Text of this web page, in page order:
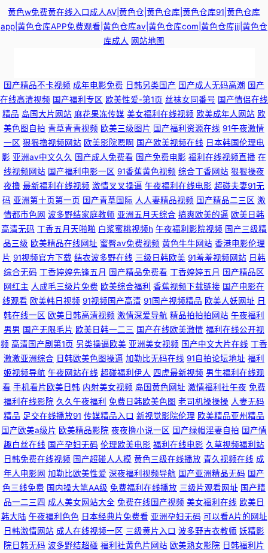
黄色w免费黄在线入口成人AV|黄色仓|黄色仓库|黄色仓库91|黄色仓库
app|黄色仓库APP免费观看|黄色仓库av|黄色仓库com|黄色仓库jjj|黄色仓
库成人 网站地图
国产视频自 人人色人人插 香蕉视频久久 欧美日韩精品在线一区二区视频 免
费福利社老司机 日本理论免费在线观看 成人性交黄色片免费看 国产精品一
精二精 免费看黄网站污污污 99国产 东方AV在线国产精品高清一区 欧美69网
91小仙女思妍 亚洲日韩色性视频 久久人热人 91豆花网页 性交电影 黄色色情
婷婷影院 青青艹狠狠干 91迅雷种子在线观看 91白丝视频 久久色播日本成人
不卡 网站在线观看mv视频 国产一二三视频 瑟瑟av中文 日韩色图第三页 白
丝后入 91舞社官网 久草导航 国产91不卡 成人久久A毛片 美女性生活网站 91
骚货妇noav 亚洲美女国产探花 亚洲色在线资源 日本不卡视频在线 久久人热
人 91男男视频 伊人久久黄色视频 九草免费色站 熟女AV色站导航 亚洲综合日
韩欧美 国产毛片网页 人人妻AV在线 欧日韩在线视频 国产乱视在线 极品吃瓜
福利 蜜臀av 91久久91 熟女视频 国产91传媒 国产欧美日韩在线 WWWAv电
影网 三级片国产久久 豆花社区网站 久久成人Av网 美女在线网站视频 草草限
制 大香蕉福利导航 免费18视频 91传禖免费 日韩三级在线观看视频 豆花视频
在线一区 国产精品天 91男女 五月天色色 韩日三级 青青色情 欧美日韩99 精
品一区二区三区日韩蜜桃 日本熟女AV jk啪啪内射 超碰网人人操 欧美色综合
片 91学生妹视频 在线亚洲精品福利导航 黑丝美女网站 日韩无码高清网站 欧
国产精品不卡视频 成年电影免费 日韩另类国产 国产成人无码高潮 国产
在线高清视频 国产福利专区 欧美性爱-第1页 丝袜女同番号 国产情侣在线
精品 岛国大片网站 麻花果冻传媒 美女福利在线视频 欧美成年人网站 欧
美色图自拍 青草青青视频 欧美三级图片 国产福利资源在线 91午夜激情
一区 狠狠撸视频网站 欧美影院嗯啊 国产欧美视频在线 日本韩国伦理电
影 亚洲av中文久久 国产成人免费看 国产免费电影 福利在线视频直播 在
线视频网站 国产福利电影一区 91香蕉黄色视频 综合丁香网站 狠狠操夜
夜撸 最新福利在线视频 激情叉叉操逼 午夜福利在线电影 超碰夫妻91无
码 亚洲第十页第一页 国产青草国际 人人妻精品视频 国产精品二三区 激
情都市色网 波多野结家庭教师 亚洲五月天综合 搞爽欧美的逼 欧美日韩
高清无码 丁香五月天啪啪 白浆蜜桃视频h 午夜福利影院视频 国产三级精
品三级 欧美精品在线网址 蜜臀av免费视频 黄色牛牛网站 香港电影伦理
片 91视频官方下载 结衣波多野在线 三级日韩欧美 91羞羞视频网站 日韩
综合无码 丁香婷婷先锋五月 国产精品免费看 丁香婷婷五月 国产精品区
网红主 人成毛三级片免费 欧美综合福利 香蕉视频下载链接 国产电影在
线观看 欧美韩日视频 91视频国产高清 91国产视频精品 欧美人妖网址 日
韩在线一区 欧美日韩高清视频 激情深爱导航 精品拍拍拍网站 午夜福利
男男 国产无限毛片 欧美日韩一二三 国产在线欧美激情 福利在线公开视
频 高清国产剧第1页 另类操逼欧美 亚洲美女视频 国产中文大片在线 丁香
激激亚洲综合 日韩欧美色图操逼 加勒比无码在线 91自拍论坛地址 福利
姬视频导航 午夜网站在线 超碰福利伊人 四虎最新视频 男生福利在线观
看 手机看片欧美日韩 内射美女视频 岛国黄色网址 激情福利社午夜 免费
福利在线影院 久久午夜福利 免费日韩欧美色图 老司机操操操 人妻无码
精品 足交在线播放91 传媒精品入口 新视觉影院伦理 欧美精品亚州精品
国产欧美a级片 欧美精品影院 夜夜撸小说一区 国产绿帽淫妻自拍 国产情
趣白丝在线 国产孕妇无码 伦理欧美电影 福利在线电影 久草视频福利站
日韩免费在线视频 国产超碰人人模 黄色三级在线播放 青久视频在线 成
年人电影网 加勒比欧美性爱 深夜福利视频导航 国产亚洲精品无码 国产
色三线免费 国内操大笔AA级 免费福利在线播放 三级片观看网址 国产精
品一二三四 成人美女网站大全 免费在线国产视频 美女福利在线 欧美日
韩大陆 午夜福利色色 日本经典片免费看 亚洲孕妇无码 可以看A片的网址
日韩激情网站 成人在线视频一区 三级黄片入口 波多野吉衣教师 妖精影
院日韩无码 波多野结超碰 福利社黄色片网站 欧美熟女影院 日韩福利片